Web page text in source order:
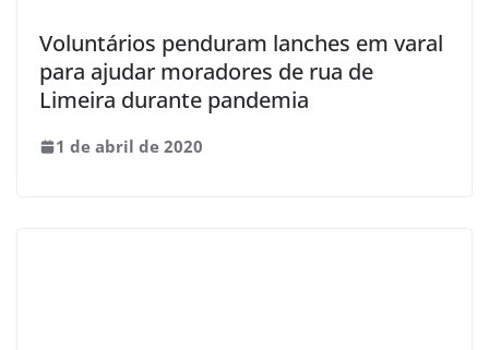
Voluntários penduram lanches em varal
para ajudar moradores de rua de
Limeira durante pandemia
1 de abril de 2020